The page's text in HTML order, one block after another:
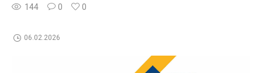
144 0 0
06.02.2026